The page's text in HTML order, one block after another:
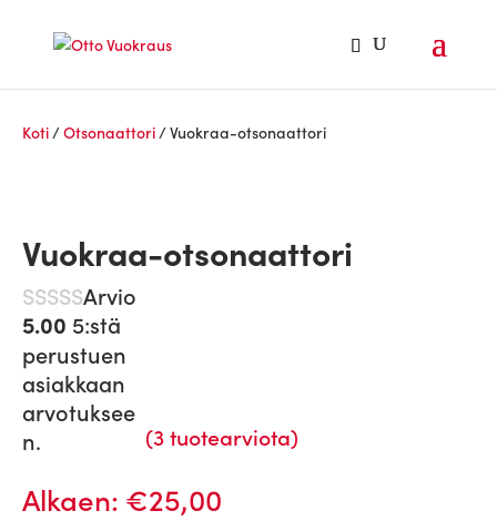
Koti/Otsonaattori/ Vuokraa-otsonaattori
Vuokraa-otsonaattori
Arvio
5.00 5:stä
perustuen
asiakkaan
arvotuksee
n.
(3tuotearviota)
Alkaen: €25,00